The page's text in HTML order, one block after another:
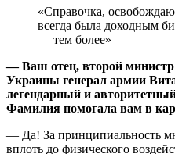
«Справочка,
всегда была доходным
— тем более»
— Ваш отец, второй
Украины генерал армии
легендарный и
Фамилия помогала вам в
— Да! За принципиальность
вплоть до физического